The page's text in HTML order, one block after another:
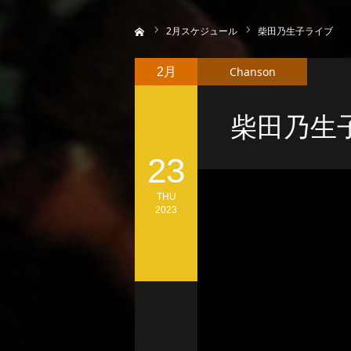
2月スケジュール 柴田乃生子ライブ
柴田乃生
2月
23
THU
2023
Chanson